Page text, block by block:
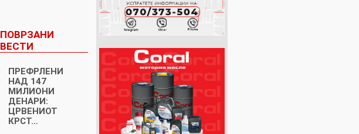
ПОВРЗАНИ
ВЕСТИ
ПРЕФРЛЕНИ
НАД 147
МИЛИОНИ
ДЕНАРИ:
ЦРВЕНИОТ
КРСТ…